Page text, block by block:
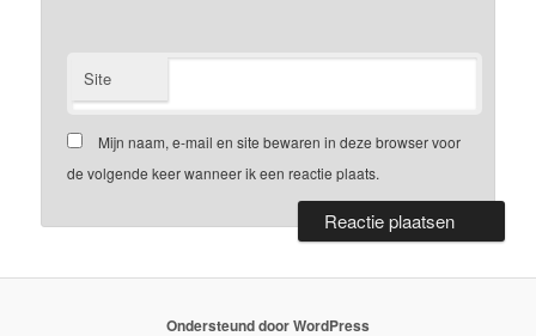
Site
Mijn naam, e-mail en site bewaren in deze browser voor
de volgende keer wanneer ik een reactie plaats.
Ondersteund door WordPress